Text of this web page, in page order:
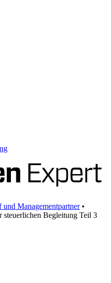
und Managementpartner•
steuerlichen Begleitung Teil 3